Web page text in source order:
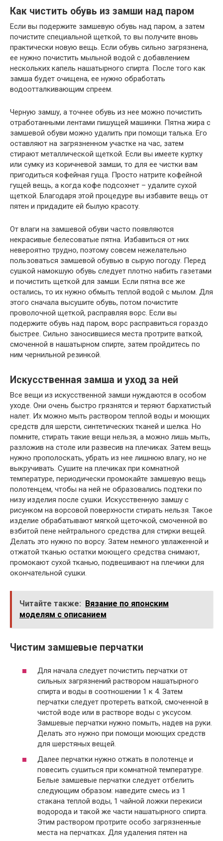
Как чистить обувь из замши над паром
Если вы подержите замшевую обувь над паром, а затем
почистите специальной щеткой, то вы получите вновь
практически новую вещь. Если обувь сильно загрязнена,
ее нужно почистить мыльной водой с добавлением
нескольких капель нашатырного спирта. После того как
замша будет очищена, ее нужно обработать
водоотталкивающим спреем.
Черную замшу, а точнее обувь из нее можно почистить
отработанными лентами пишущей машинки. Пятна жира с
замшевой обуви можно удалить при помощи талька. Его
оставляют на загрязненном участке на час, затем
стирают металлической щеткой. Если вы имеете куртку
или сумку из коричневой замши, то для ее чистки вам
пригодиться кофейная гуща. Просто натрите кофейной
гущей вещь, а когда кофе подсохнет – удалите сухой
щеткой. Благодаря этой процедуре вы избавите вещь от
пятен и придадите ей былую красоту.
От влаги на замшевой обуви часто появляются
некрасивые белесоватые пятна. Избавиться от них
невероятно трудно, поэтому совсем нежелательно
пользоваться замшевой обувью в сырую погоду. Перед
сушкой намокшую обувь следует плотно набить газетами
и почистить щеткой для замши. Если пятна все же
остались, то их нужно обмыть теплой водой с мылом. Для
этого сначала высушите обувь, потом почистите
проволочной щеткой, расправляя ворс. Если вы
подержите обувь над паром, ворс расправиться гораздо
быстрее. Сильно заносившиеся места протрите ваткой,
смоченной в нашатырном спирте, затем пройдитесь по
ним чернильной резинкой.
Искусственная замша и уход за ней
Все вещи из искусственной замши нуждаются в особом
уходе. Они очень быстро грязнятся и теряют бархатистый
налет. Их можно мыть раствором теплой воды и моющих
средств для шерсти, синтетических тканей и шелка. Но
помните, стирать такие вещи нельзя, а можно лишь мыть,
разложив на столе или развесив на плечиках. Затем вещь
нужно прополоскать, убрать из нее лишнюю влагу, но не
выкручивать. Сушите на плечиках при комнатной
температуре, периодически промокайте замшевую вещь
полотенцем, чтобы на ней не образовались подтеки по
низу изделия после сушки. Искусственную замшу с
рисунком на ворсовой поверхности стирать нельзя. Такое
изделие обрабатывают мягкой щеточкой, смоченной во
взбитой пене нейтрального средства для стирки вещей.
Делать это нужно по ворсу. Затем немного увлаженной и
отжатой тканью остатки моющего средства снимают,
промокают сухой тканью, подвешивают на плечики для
окончательной сушки.
Читайте также: Вязание по японским
моделям с описанием
Чистим замшевые перчатки
Для начала следует почистить перчатки от
сильных загрязнений раствором нашатырного
спирта и воды в соотношении 1 к 4. Затем
перчатки следует протереть ваткой, смоченной в
чистой воде или в растворе воды с уксусом.
Замшевые перчатки нужно помыть, надев на руки.
Делать это нужно при помощи моющих средств
для шерстяных вещей.
Далее перчатки нужно отжать в полотенце и
повесить сушиться при комнатной температуре.
Белые замшевые перчатки следует отбелить
следующим образом: наведите смесь из 1
стакана теплой воды, 1 чайной ложки перекиси
водорода и такой же части нашатырного спирта.
Этим раствором протрите особо загрязненные
места на перчатках. Для удаления пятен на